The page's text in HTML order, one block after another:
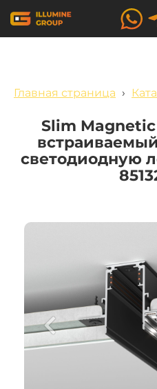
Главная страница ›
Slim
светодиодную